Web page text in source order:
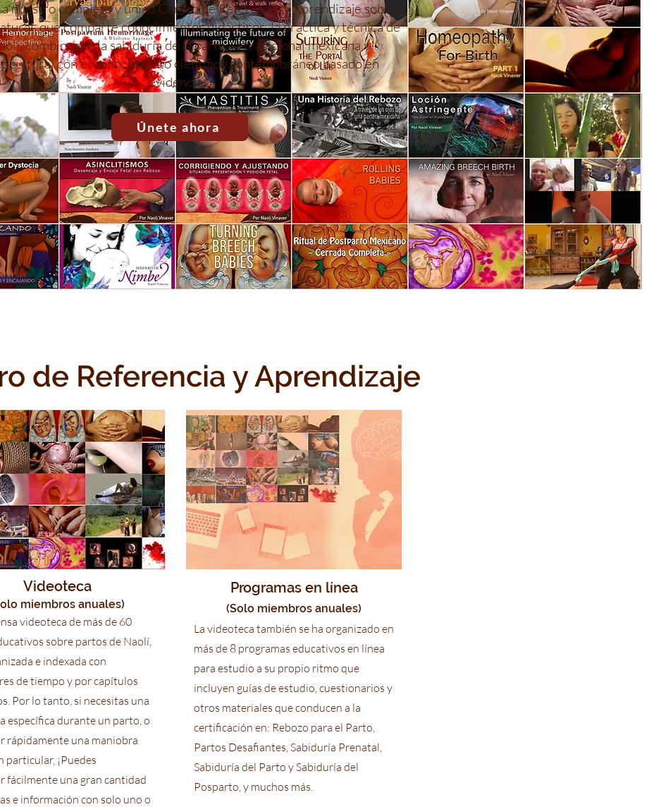
nuestro completo y único Centro de Referencia y Aprendizaje sobre
que comparte conocimientos didácticos, la práctica y técnica de
combinando la sabiduría de la partería tradicional mexicana y
con el conocimiento científico contemporáneo basado en
evidencias.
Únete ahora
de Referencia y Aprendizaje
Videoteca
miembros anuales)
videoteca de más de 60
sobre partos de Naolí,
e indexada con
de tiempo y por capítulos
Por lo tanto, si necesitas una
específica durante un parto, o
rápidamente una maniobra
particular, ¡Puedes
fácilmente una gran cantidad
e información con solo uno o
Programas en línea
(Solo miembros anuales)
La videoteca también se ha organizado en
más de 8 programas educativos en línea
para estudio a su propio ritmo que
incluyen guías de estudio, cuestionarios y
otros materiales que conducen a la
certificación en: Rebozo para el Parto,
Partos Desafiantes, Sabiduría Prenatal,
Sabiduría del Parto y Sabiduría del
Posparto, y muchos más.